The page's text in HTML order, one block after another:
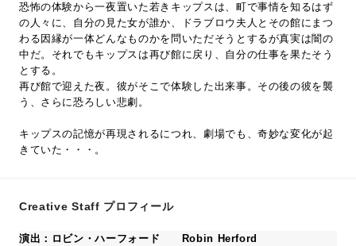
恐怖の体験から一夜置いた若きキップスは、町で事情を知るはず
の人々に、自分の見た女が誰か、ドラブロウ夫人とその館にまつ
わる因縁が一体どんなものかを問いただそうとするが真実は闇の
中だ。それでもキップスは再び館に戻り、自分の仕事を果たそう
とする。
再び館で迎えた夜。彼がそこで体験した出来事。その後の彼を襲
う、さらに恐ろしい悲劇。
キップスの記憶が再現されるにつれ、劇場でも、奇妙な変化が起
きていた・・・。
Creative Staff プロフィール
演出：ロビン・ハーフォード Robin Herford